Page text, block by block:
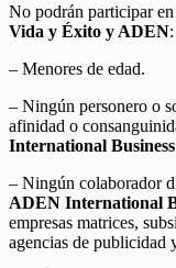
No podrán participar
Vida y Éxito y ADEN:
– Menores de edad.
– Ningún personero o
afinidad o
International
– Ningún colaborador
ADEN International
empresas matrices,
agencias de publicidad